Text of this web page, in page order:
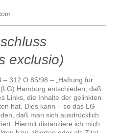
exclusio)
312 O 85/98 – „Haftung für
Hamburg entschieden, daß
Links, die Inhalte der gelinkten
hat. Dies kann – so das LG –
daß man sich ausdrücklich
Hiermit distanziere ich mich